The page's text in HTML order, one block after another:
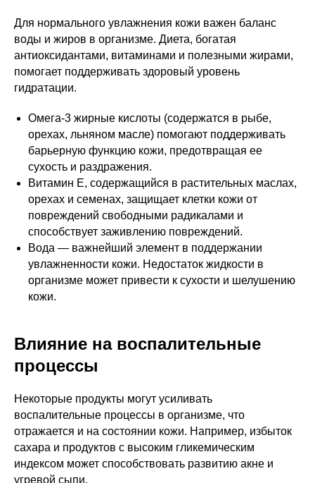
Для нормального увлажнения кожи важен баланс
воды и жиров в организме. Диета, богатая
антиоксидантами, витаминами и полезными жирами,
помогает поддерживать здоровый уровень
гидратации.
Омега-3 жирные кислоты (содержатся в рыбе,
орехах, льняном масле) помогают поддерживать
барьерную функцию кожи, предотвращая ее
сухость и раздражения.
Витамин E, содержащийся в растительных маслах,
орехах и семенах, защищает клетки кожи от
повреждений свободными радикалами и
способствует заживлению повреждений.
Вода — важнейший элемент в поддержании
увлажненности кожи. Недостаток жидкости в
организме может привести к сухости и шелушению
кожи.
Влияние на воспалительные
процессы
Некоторые продукты могут усиливать
воспалительные процессы в организме, что
отражается и на состоянии кожи. Например, избыток
сахара и продуктов с высоким гликемическим
индексом может способствовать развитию акне и
угревой сыпи.